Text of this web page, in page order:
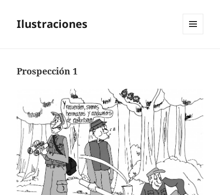
Ilustraciones
Prospección 1